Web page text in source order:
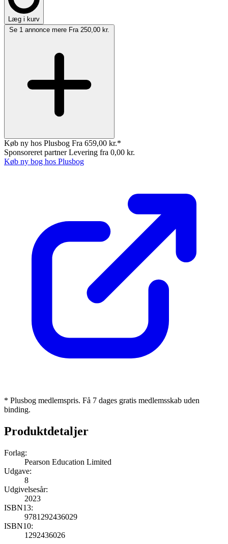
Læg i kurv
Se 1 annonce mere Fra 250,00 kr.
Køb ny hos Plusbog Fra 659,00 kr.*
Sponsoreret partnerLevering fra 0,00 kr.
Køb ny bog hos Plusbog
* Plusbog medlemspris. Få 7 dages gratis medlemsskab uden
binding.
Produktdetaljer
Forlag:
Pearson Education Limited
Udgave:
8
Udgivelsesår:
2023
ISBN13:
9781292436029
ISBN10:
1292436026